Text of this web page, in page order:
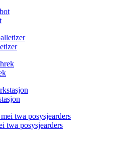
twa posysjearders